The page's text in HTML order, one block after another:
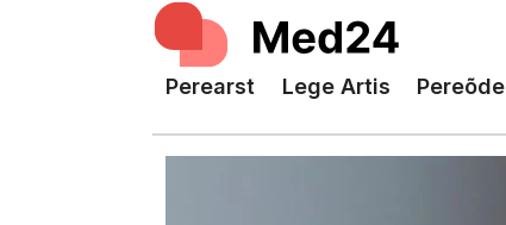
Perearst Lege Artis Pereõde